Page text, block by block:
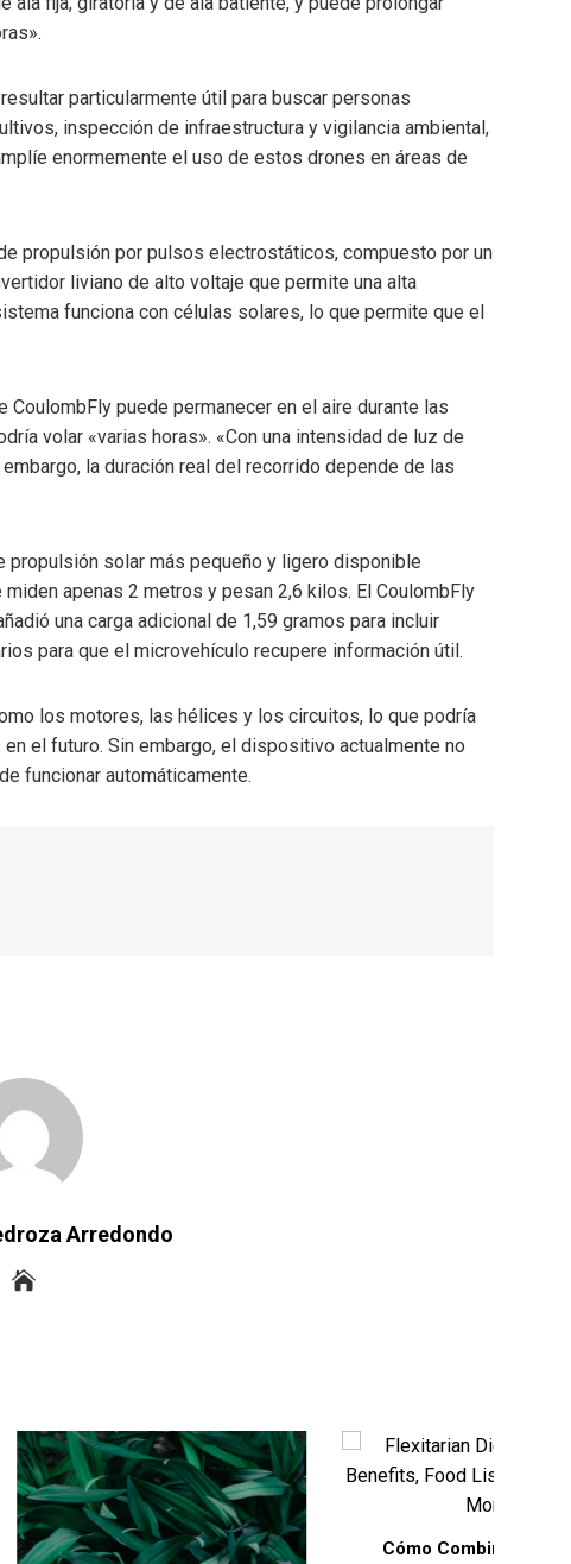
particularmente útil para buscar personas
inspección de infraestructura y vigilancia ambiental,
enormemente el uso de estos drones en áreas de
propulsión por pulsos electrostáticos, compuesto por un
liviano de alto voltaje que permite una alta
funciona con células solares, lo que permite que el
puede permanecer en el aire durante las
volar «varias horas». «Con una intensidad de luz de
la duración real del recorrido depende de las
solar más pequeño y ligero disponible
apenas 2 metros y pesan 2,6 kilos. El CoulombFly
una carga adicional de 1,59 gramos para incluir
para que el microvehículo recupere información útil.
los motores, las hélices y los circuitos, lo que podría
el futuro. Sin embargo, el dispositivo actualmente no
funcionar automáticamente.
Arredondo
Cómo Combinar Carne Y